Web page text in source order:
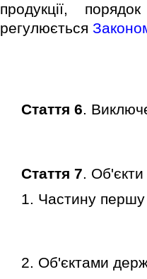
продукцiї,
регулюється
Стаття 6.
Стаття 7.
1. Частину першу
2. Об'єктами